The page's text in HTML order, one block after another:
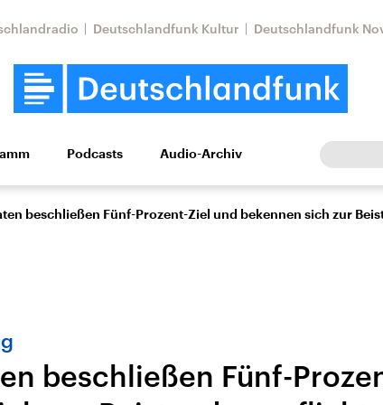
Deutschlandfunk Kultur Deutschlandfunk
Wissen Kultur Europa
Nahostkonflikt
Iran
Podcasts Audio-Archiv
beschließen Fünf-Prozent-Ziel und bekennen sich zur
beschließen Fünf-